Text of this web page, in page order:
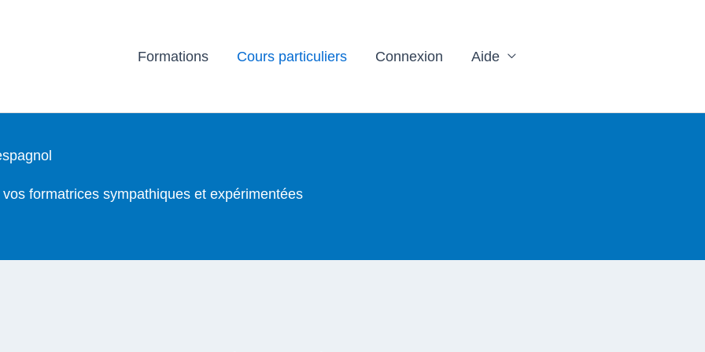
Formations Cours particuliers Connexion Aide
formatrices sympathiques et expérimentées